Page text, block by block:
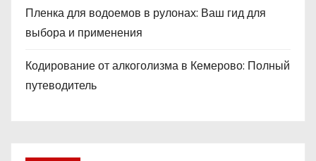
Пленка для водоемов в рулонах: Ваш гид для
выбора и применения
Кодирование от алкоголизма в Кемерово: Полный
путеводитель